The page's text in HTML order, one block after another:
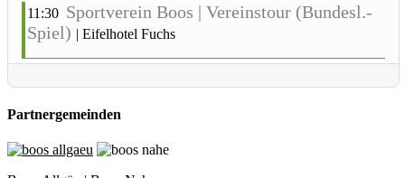
11:30 Sportverein Boos | Vereinstour (Bundesl.-
Spiel) | Eifelhotel Fuchs
Partnergemeinden